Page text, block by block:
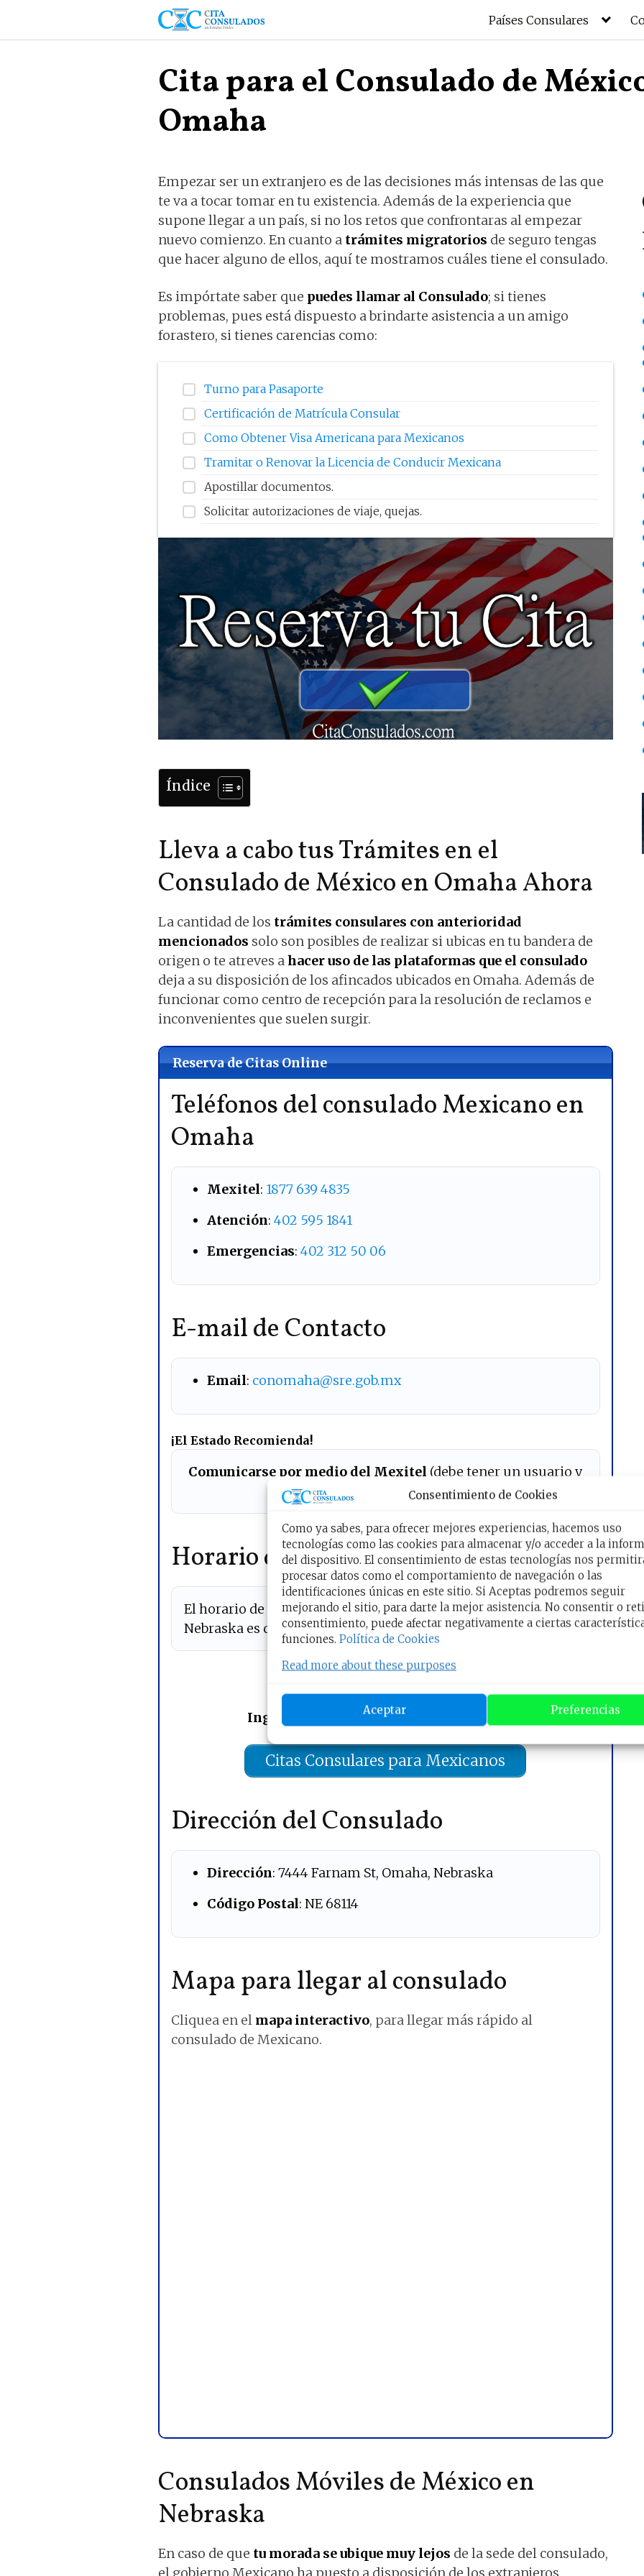
Consentimiento de Cookies
Como ya sabes, para ofrecer mejores experiencias, hacemos uso
tecnologías como las cookies para almacenar y/o acceder a la
del dispositivo. El consentimiento de estas tecnologías nos
procesar datos como el comportamiento de navegación o las
identificaciones únicas en este sitio. Si Aceptas podremos seguir
mejorando el sitio, para darte la mejor asistencia. No consentir o
consentimiento, puede afectar negativamente a ciertas
funciones. Política de Cookies
Read more about these purposes
Aceptar Preferencias
contenido
Países Consulares
Cita para el Consulado de
Omaha
Empezar ser un extranjero es de las decisiones más intensas de las que
te va a tocar tomar en tu existencia. Además de la experiencia que
supone llegar a un país, si no los retos que confrontaras al empezar
nuevo comienzo. En cuanto a trámites migratorios de seguro tengas
que hacer alguno de ellos, aquí te mostramos cuáles tiene el consulado.
Es impórtate saber que puedes llamar al Consulado; si tienes
problemas, pues está dispuesto a brindarte asistencia a un amigo
forastero, si tienes carencias como:
Turno para Pasaporte
Certificación de Matrícula Consular
Como Obtener Visa Americana para Mexicanos
Tramitar o Renovar la Licencia de Conducir Mexicana
Apostillar documentos.
Solicitar autorizaciones de viaje, quejas.
Índice
Lleva a cabo tus Trámites en el
Consulado de México en Omaha Ahora
La cantidad de los trámites consulares con anterioridad
mencionados solo son posibles de realizar si ubicas en tu bandera de
origen o te atreves ahacer uso de las plataformas que el consulado
deja a su disposición de los afincados ubicados en Omaha. Además de
funcionar como centro de recepción para la resolución de reclamos e
inconvenientes que suelen surgir.
Reserva de Citas Online
Teléfonos del consulado Mexicano en
Omaha
Mexitel: 1877 639 4835
Atención: 402 595 1841
Emergencias: 402 312 50 06
E-mail de Contacto
Email: conomaha@sre.gob.mx
¡El Estado Recomienda!
Comunicarse por medio del Mexitel (debe tener un usuario y
contraseña).
Horario de atención en el consulado
El horario de atención en el consulado de México en Omaha,
Nebraska es de Lunes a Viernes de 8:00 am a 4:30 pm
Reserva tu Cita Online
Ingrese por el enlacepara ir al Sitio Oficial:
Citas Consulares para Mexicanos
Dirección del Consulado
Dirección: 7444 Farnam St, Omaha, Nebraska
Código Postal: NE 68114
Mapa para llegar al consulado
Cliquea en el mapa interactivo, para llegar más rápido al
consulado de Mexicano.
Consulados Móviles de México en
Nebraska
En caso de que tu morada se ubique muy lejos de la sede del consulado,
el gobierno Mexicano ha puesto a disposición de los extranjeros